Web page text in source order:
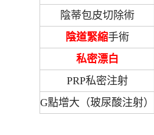
陰蒂包皮切除術
陰道緊縮手術
私密漂白
PRP私密注射
G點增大（玻尿酸注射）